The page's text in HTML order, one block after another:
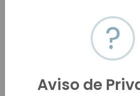
?
Aviso de